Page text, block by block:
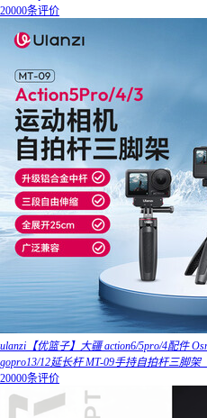
20000条评价
ulanzi【优篮子】大疆 action6/5pro/4配件
gopro13/12延长杆 MT-09手持自拍杆三脚架
20000条评价